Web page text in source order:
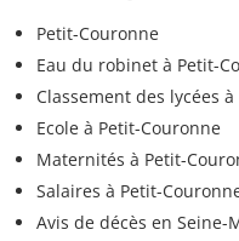
Petit-Couronne
Eau du robinet à Petit-
Classement des lycées
Ecole à Petit-Couronne
Maternités à Petit-
Salaires à Petit-
Avis de décès en Seine-